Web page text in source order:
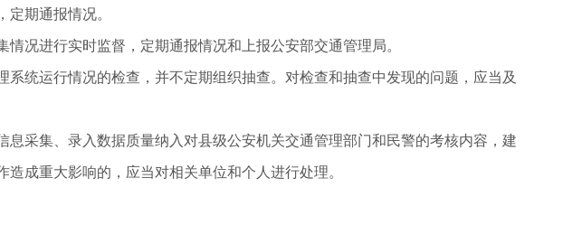
期通报情况。
况进行实时监督，定期通报情况和上报公安部交通管理局。
统运行情况的检查，并不定期组织抽查。对检查和抽查中发现的问题，应当及
采集、录入数据质量纳入对县级公安机关交通管理部门和民警的考核内容，建
成重大影响的，应当对相关单位和个人进行处理。